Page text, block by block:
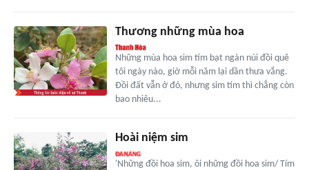
Thương những mùa hoa
Những mùa hoa sim tím bạt ngàn núi đồi quê
tôi ngày nào, giờ mỗi năm lại dần thưa vắng.
Đồi đất vẫn ở đó, nhưng sim tím thì chẳng còn
bao nhiêu...
Hoài niệm sim
'Những đồi hoa sim, ôi những đồi hoa sim/ Tím